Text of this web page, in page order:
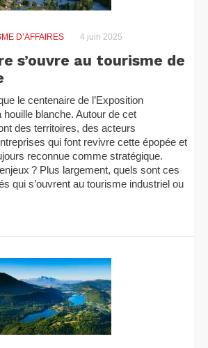
D’AFFAIRES 4 juin 2025
s’ouvre au tourisme de
le centenaire de l’Exposition
houille blanche. Autour de cet
des territoires, des acteurs
qui font revivre cette épopée et
reconnue comme stratégique.
? Plus largement, quels sont ces
qui s’ouvrent au tourisme industriel ou